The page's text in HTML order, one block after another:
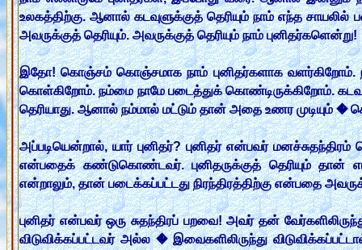
உலகத்திற்கு. ஆனால் கடவுளுக்குத் தெரியும் நாம் எந்த
அவருக்குத் தெரியும். அவருக்குத் தெரியும் நாம் புனிதர்களென்று!
இதோ! கொஞ்சம் கொஞ்சமாக நாம் புனிதர்களாக வளர்கிறோம்.
கொள்கிறோம். நம்மை நாமே படைத்துக் கொண்டிருக்கிறோம்.
தெரியாது. ஆனால் நம்மால் மட்டும் தான் அதை உணர முடியும் �
அப்படியென்றால், யார் புனிதர்? புனிதர் என்பவர்
என்பதைக் கண்டுகொண்டவர். புனிதருக்குத் தெரியும்
என்றாலும், தான் படைக்கப்பட்டது நிரந்திரத்திற்கு என்பதை
புனிதர் என்பவர் ஒரு சுதந்திரப் பறவை! அவர் தன்
விடுவிக்கப்பட்டவர் அல்ல � இவைகளிலிருந்து